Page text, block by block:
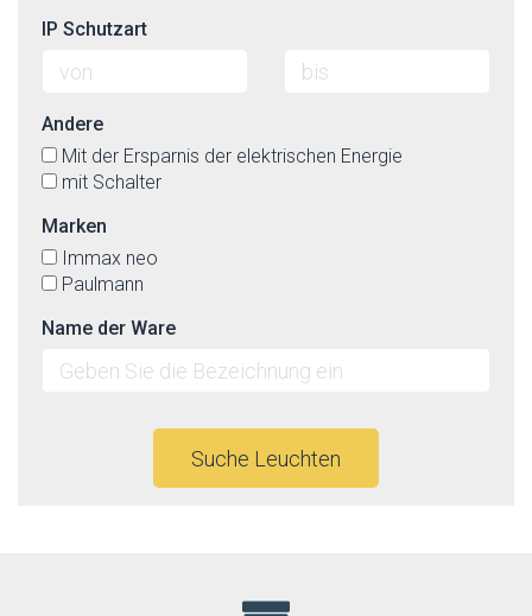
IP Schutzart
Andere
Mit der Ersparnis der elektrischen Energie
mit Schalter
Marken
Immax neo
Paulmann
Name der Ware
Suche Leuchten